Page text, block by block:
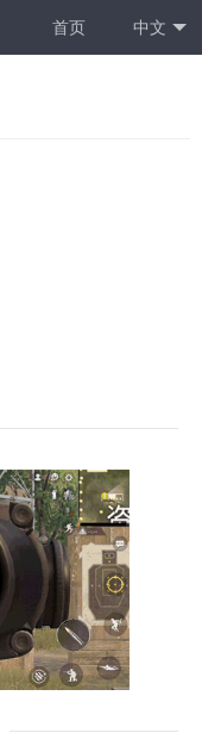
首页 中文